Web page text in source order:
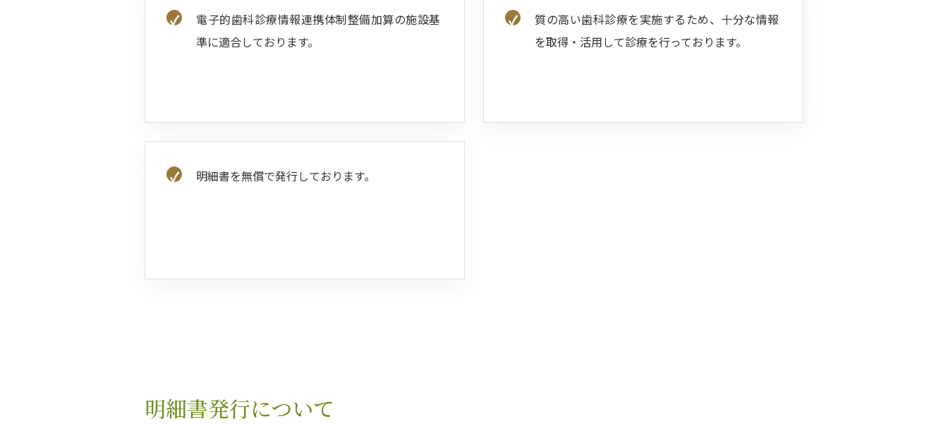
電子的歯科診療情報連携体制整備加算の施設基
準に適合しております。
質の高い歯科診療を実施するため、十分な情報
を取得・活用して診療を行っております。
明細書を無償で発行しております。
明細書発行について